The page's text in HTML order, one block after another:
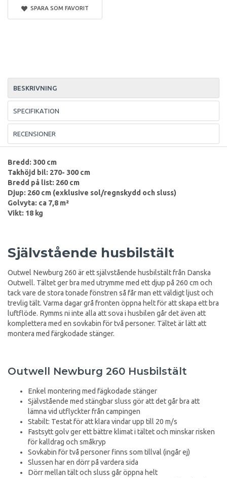
SPARA SOM FAVORIT
BESKRIVNING
SPECIFIKATION
RECENSIONER
Bredd: 300 cm
Takhöjd bil: 270- 300 cm
Bredd på list: 260 cm
Djup: 260 cm (exklusive sol/regnskydd och sluss)
Golvyta: ca 7,8 m²
Vikt: 18 kg
Självstående husbilstält
Outwel Newburg 260 är ett självstående husbilstält från Danska
Outwell. Tältet ger bra med utrymme med ett djup på 260 cm och
tack vare de stora tonade fönstren så får man ett väldigt ljust och
trevlig tält. Varma dagar grå fronten öppna helt för att skapa ett bra
luftflöde. Rymms ni inte alla att sova i husbilen går det även att
komplettera med en sovkabin för två personer. Tältet är lätt att
montera med färgkodade stänger.
Outwell Newburg 260 Husbilstält
Enkel montering med fägkodade stänger
Självstående med stängbar sluss gör att det går bra att
lämna vid utflyckter från campingen
Stabilt: Testat för att klara vindar upp till 20 m/s
Fastsytt golv ger ett bättre klimat i tältet och minskar risken
för kalldrag och småkryp
Sovkabin för två personer finns som tillval (ingår ej)
Slussen har en dörr på vardera sida
Dörr mellan tält och sluss går öppna helt